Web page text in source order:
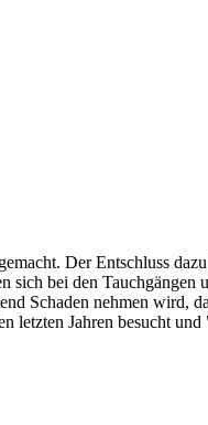
gemacht. Der Entschluss
sich bei den
Schaden nehmen wird,
letzten Jahren besucht